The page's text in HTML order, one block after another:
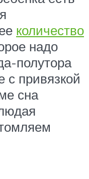
количество
надо
полутора
с привязкой
сна